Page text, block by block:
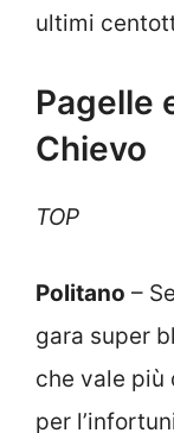
ultimi
Pagelle
Chievo
TOP
Politano –
gara super
che vale più
per